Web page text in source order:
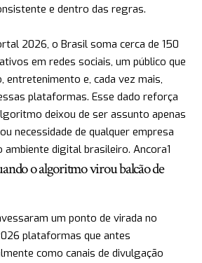
e dentro das regras.
2026, o Brasil soma cerca de 150
em redes sociais, um público que
entretenimento e, cada vez mais,
plataformas. Esse dado reforça
deixou de ser assunto apenas
necessidade de qualquer empresa
ambiente digital brasileiro. Ancora1
o algoritmo virou balcão de
um ponto de virada no
plataformas que antes
como canais de divulgação